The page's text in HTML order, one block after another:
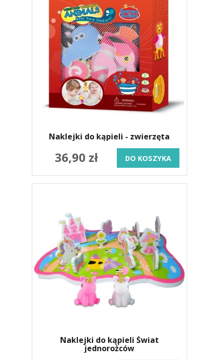
Naklejki do kąpieli - zwierzęta
36,90 zł DO KOSZYKA
Naklejki do kąpieli Świat
jednorożców